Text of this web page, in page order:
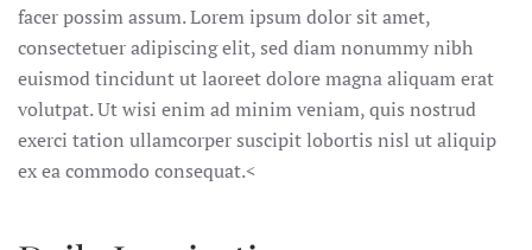
facer possim assum. Lorem ipsum dolor sit amet,
consectetuer adipiscing elit, sed diam nonummy nibh
euismod tincidunt ut laoreet dolore magna aliquam erat
volutpat. Ut wisi enim ad minim veniam, quis nostrud
exerci tation ullamcorper suscipit lobortis nisl ut aliquip
ex ea commodo consequat.<